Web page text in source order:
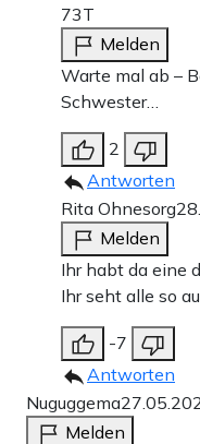
73T
Melden
Warte mal ab –
Schwester…
2
Antworten
Rita Ohnesorg
Melden
Ihr habt da eine
Ihr seht alle so
-7
Antworten
Nuguggema
Melden